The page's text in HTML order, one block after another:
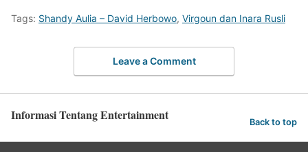
Tags: Shandy Aulia – David Herbowo, Virgoun dan Inara Rusli
Leave a Comment
Informasi Tentang Entertainment Back to top